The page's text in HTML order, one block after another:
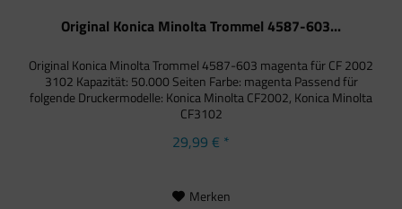
Original Konica Minolta Trommel 4587-603...
Original Konica Minolta Trommel 4587-603 magenta für CF 2002
3102 Kapazität: 50.000 Seiten Farbe: magenta Passend für
folgende Druckermodelle: Konica Minolta CF2002, Konica Minolta
CF3102
29,99 € *
Merken